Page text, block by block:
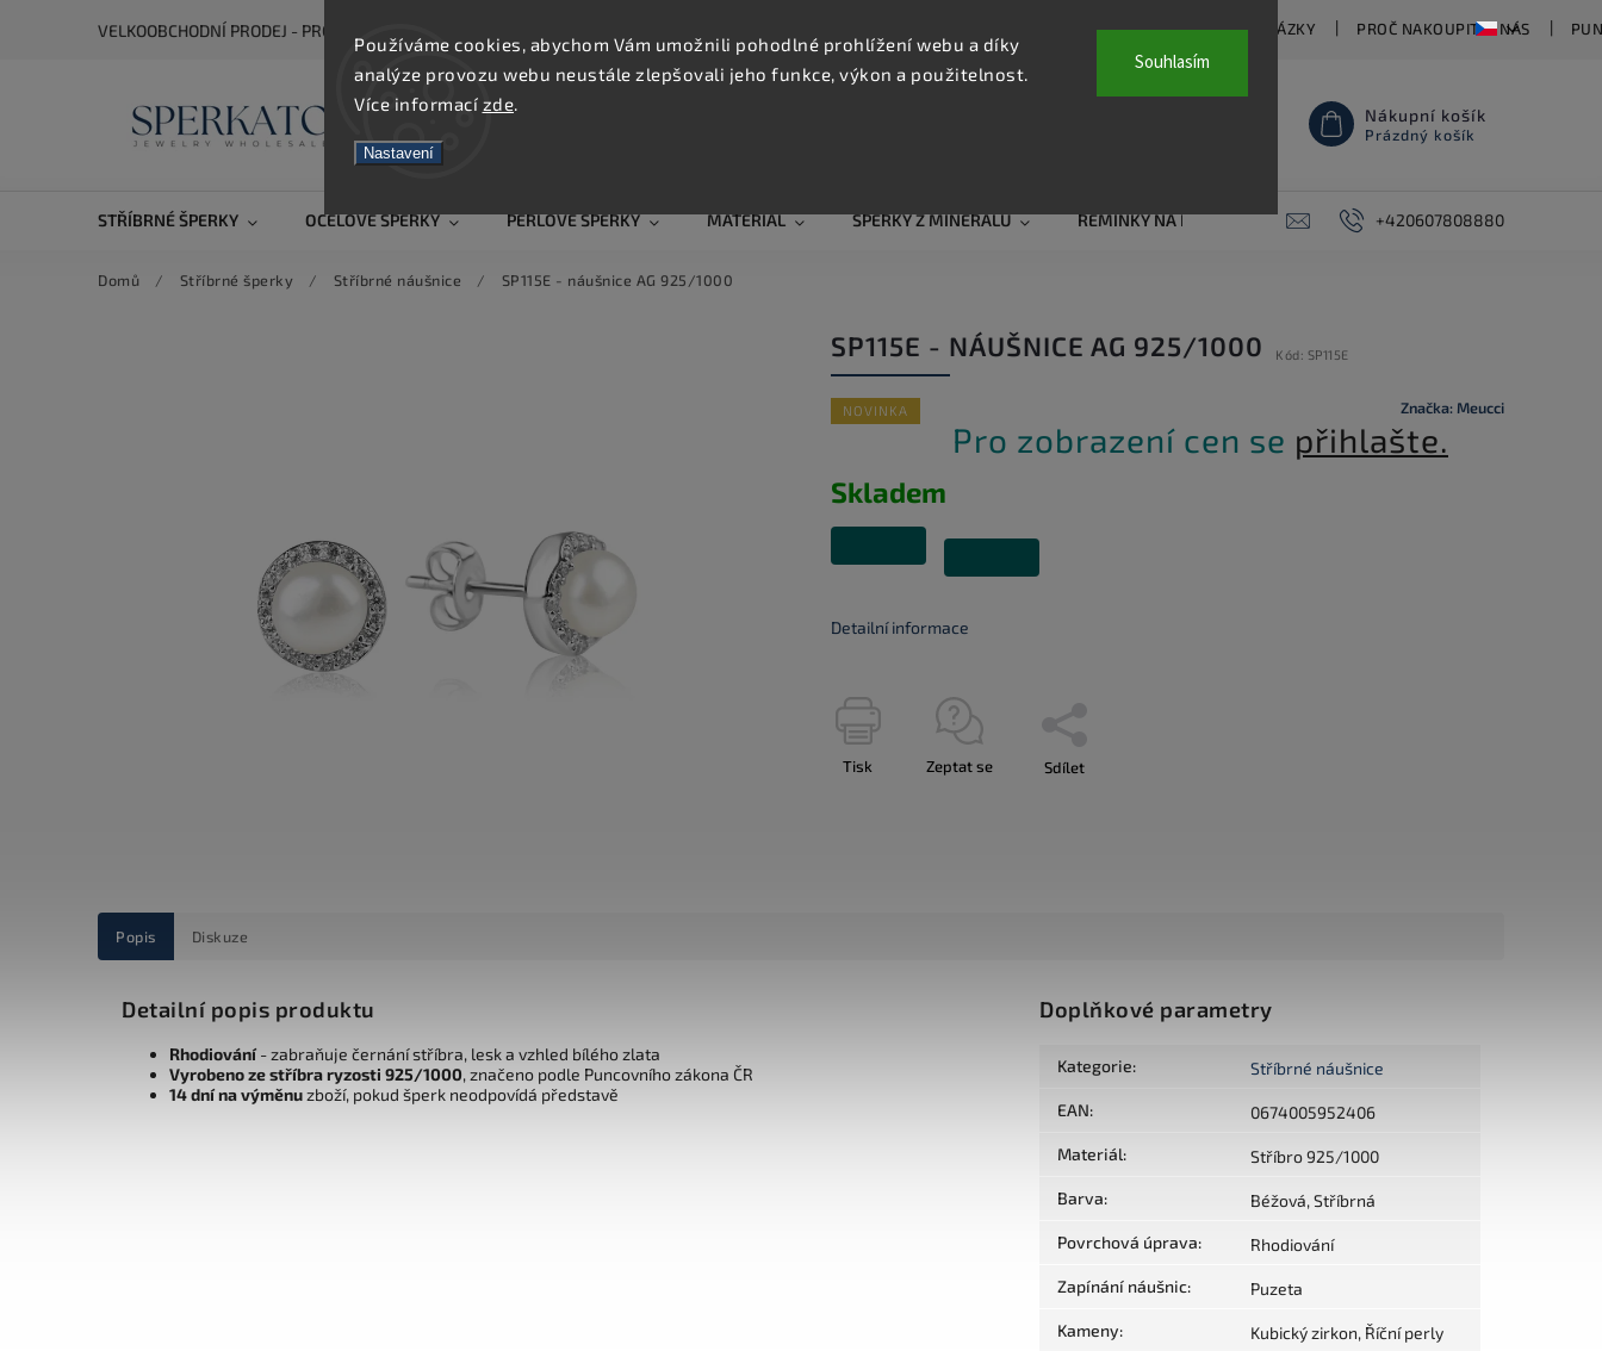
Používáme cookies, abychom Vám umožnili pohodlné prohlížení webu a díky
analýze provozu webu neustále zlepšovali jeho funkce, výkon a použitelnost.
Více informací zde.
Nastavení
Souhlasím
VELKOOBCHODNÍ PRODEJ - PRO ZOBRAZENÍ CEN SE REGISTRUJTE ČASTO KLADENÉ OTÁZKY PROČ NAKOUPIT U NÁS
Nákupní košík
Prázdný košík
STŘÍBRNÉ ŠPERKY OCELOVÉ ŠPERKY PERLOVÉ ŠPERKY MATERIÁL ŠPERKY Z MINERÁLŮ ŘEMÍNKY NA HODINKY AKCE PIERCING
+420607808880
Domů / Stříbrné šperky / Stříbrné náušnice / SP115E - náušnice AG 925/1000
SP115E - NÁUŠNICE AG 925/1000 Kód: SP115E
NOVINKA Značka: Meucci
Pro zobrazení cen se přihlašte.
Skladem
Detailní informace
Tisk Zeptat se Sdílet
Popis Diskuze
Detailní popis produktu
Rhodiování- zabraňuje černání stříbra, lesk a vzhled bílého zlata
Vyrobeno ze stříbra ryzosti 925/1000, značeno podle Puncovního zákona ČR
14 dní na výměnuzboží, pokud šperk neodpovídá představě
Doplňkové parametry
Kategorie: Stříbrné náušnice
EAN: 0674005952406
Materiál: Stříbro 925/1000
Barva: Béžová, Stříbrná
Povrchová úprava: Rhodiování
Zapínání náušnic: Puzeta
Kameny: Kubický zirkon, Říční perly